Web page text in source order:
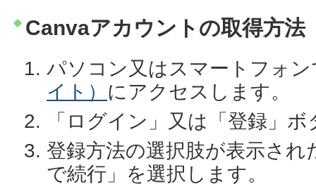
Canvaアカウントの取得方法
パソコン又はスマートフォン
イト） にアクセスします。
「ログイン」又は「登録」
登録方法の選択肢が表示さ
で続行」を選択します。